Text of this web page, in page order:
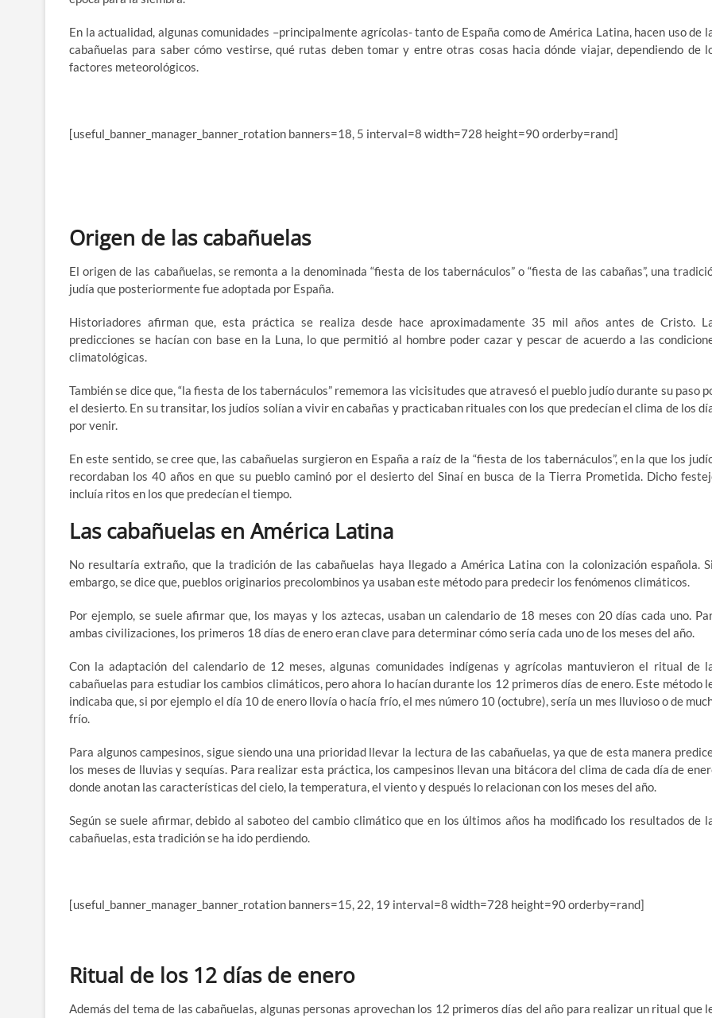
En la actualidad, algunas comunidades –principalmente agrícolas- tanto de España como de América Latina, hacen uso de
cabañuelas para saber cómo vestirse, qué rutas deben tomar y entre otras cosas hacia dónde viajar, dependiendo de
factores meteorológicos.
[useful_banner_manager_banner_rotation banners=18, 5 interval=8 width=728 height=90 orderby=rand]
Origen de las cabañuelas
El origen de las cabañuelas, se remonta a la denominada “fiesta de los tabernáculos” o “fiesta de las cabañas”, una
judía que posteriormente fue adoptada por España.
Historiadores afirman que, esta práctica se realiza desde hace aproximadamente 35 mil años antes de Cristo.
predicciones se hacían con base en la Luna, lo que permitió al hombre poder cazar y pescar de acuerdo a las
climatológicas.
También se dice que, “la fiesta de los tabernáculos” rememora las vicisitudes que atravesó el pueblo judío durante su paso
el desierto. En su transitar, los judíos solían a vivir en cabañas y practicaban rituales con los que predecían el clima de los
por venir.
En este sentido, se cree que, las cabañuelas surgieron en España a raíz de la “fiesta de los tabernáculos”, en la que los
recordaban los 40 años en que su pueblo caminó por el desierto del Sinaí en busca de la Tierra Prometida. Dicho
incluía ritos en los que predecían el tiempo.
Las cabañuelas en América Latina
No resultaría extraño, que la tradición de las cabañuelas haya llegado a América Latina con la colonización española.
embargo, se dice que, pueblos originarios precolombinos ya usaban este método para predecir los fenómenos climáticos.
Por ejemplo, se suele afirmar que, los mayas y los aztecas, usaban un calendario de 18 meses con 20 días cada uno.
ambas civilizaciones, los primeros 18 días de enero eran clave para determinar cómo sería cada uno de los meses del año.
Con la adaptación del calendario de 12 meses, algunas comunidades indígenas y agrícolas mantuvieron el ritual de
cabañuelas para estudiar los cambios climáticos, pero ahora lo hacían durante los 12 primeros días de enero. Este método
indicaba que, si por ejemplo el día 10 de enero llovía o hacía frío, el mes número 10 (octubre), sería un mes lluvioso o de
frío.
Para algunos campesinos, sigue siendo una una prioridad llevar la lectura de las cabañuelas, ya que de esta manera
los meses de lluvias y sequías. Para realizar esta práctica, los campesinos llevan una bitácora del clima de cada día de
donde anotan las características del cielo, la temperatura, el viento y después lo relacionan con los meses del año.
Según se suele afirmar, debido al saboteo del cambio climático que en los últimos años ha modificado los resultados de
cabañuelas, esta tradición se ha ido perdiendo.
[useful_banner_manager_banner_rotation banners=15, 22, 19 interval=8 width=728 height=90 orderby=rand]
Ritual de los 12 días de enero
Además del tema de las cabañuelas, algunas personas aprovechan los 12 primeros días del año para realizar un ritual que